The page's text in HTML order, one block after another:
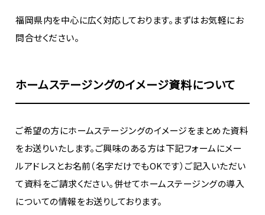
福岡県内を中心に広く対応しております。まずはお気軽にお
問合せください。
ホームステージングのイメージ資料について
ご希望の方にホームステージングのイメージをまとめた資料
をお送りいたします。ご興味のある方は下記フォームにメー
ルアドレスとお名前（名字だけでもOKです）ご記入いただい
て資料をご請求ください。併せてホームステージングの導入
についての情報をお送りしております。